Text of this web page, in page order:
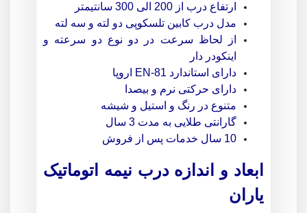
ارتفاع درب از 200 الی 300 سانتیمتر
مدل درب کابین تلسکوپی دو لته و سه لته
از لحاظ سرعت در دو نوع دو سرعته و
اینکودر دار
دارای استاندارد EN-81 اروپا
دارای حرکتی نرم و بیصدا
متنوع در رنگ و استیل و شیشه
گارانتی طلایی به مدت 3 سال
10 سال خدمات پس از فروش
ابعاد و اندازه درب نیمه اتوماتیک
یاران